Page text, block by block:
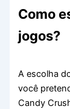
Como
jogos?
A escolha
você
Candy